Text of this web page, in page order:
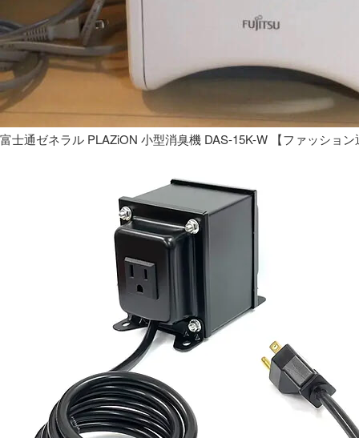
富士通ゼネラル PLAZiON 小型消臭機 DAS-15K-W 【ファッション